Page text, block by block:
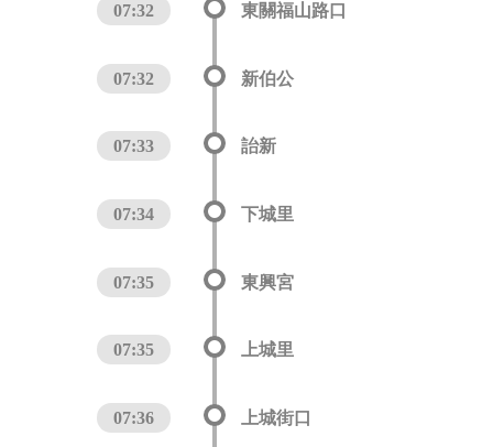
07:32 東關福山路口
07:32 新伯公
07:33 詒新
07:34 下城里
07:35 東興宮
07:35 上城里
07:36 上城街口